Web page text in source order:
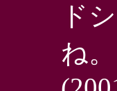
ド
ね。